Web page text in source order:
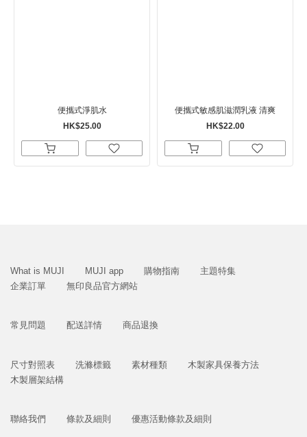
便攜式淨肌水
HK$25.00
便攜式敏感肌滋潤乳液 清爽
HK$22.00
What is MUJI MUJI app 購物指南
主題特集
企業訂單
無印良品官方網站
常見問題 配送詳情 商品退換
尺寸對照表 洗滌標籤 素材種類
木製家具保養方法
木製層架結構
聯絡我們 條款及細則 優惠活動條款及細則